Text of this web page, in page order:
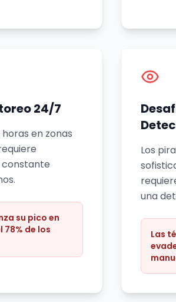
24/7
en zonas
su pico en
78% de los
Los
una
Las